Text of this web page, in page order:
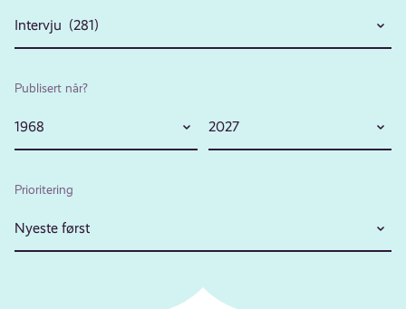
Intervju (281)
Publisert når?
1968 2027
Prioritering
Nyeste først